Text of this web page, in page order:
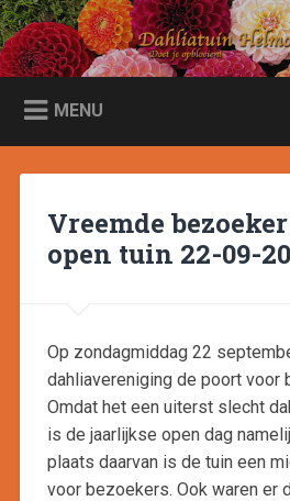
Naar
de
inhoud
springen
Zoeken
Dahliatuin
Doet je opbloeien
MENU
Vreemde
open tuin 22-09-
Op zondagmiddag 22
dahliavereniging de poort voor
Omdat het een uiterst slecht
is de jaarlijkse open dag
plaats daarvan is de tuin een
voor bezoekers. Ook waren er